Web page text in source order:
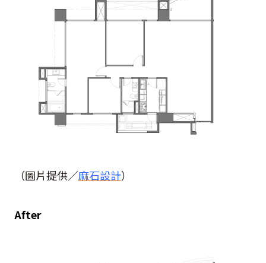
（圖片提供／麻石設計）
After